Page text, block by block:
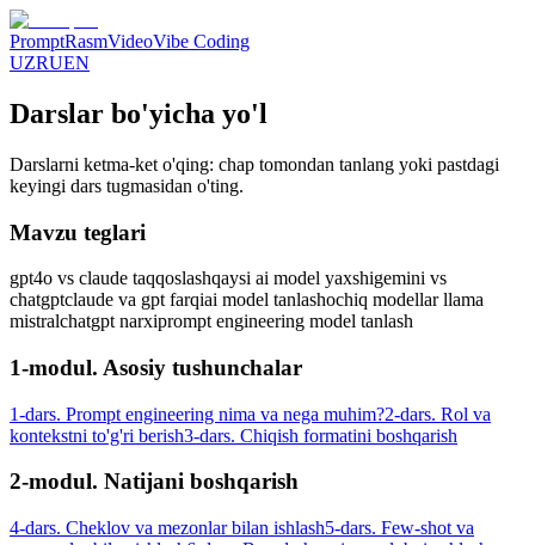
PromptRasmVideoVibe Coding
UZRUEN
Darslar bo'yicha yo'l
Darslarni ketma-ket o'qing: chap tomondan tanlang yoki pastdagi
keyingi dars tugmasidan o'ting.
Mavzu teglari
gpt4o vs claude taqqoslashqaysi ai model yaxshigemini vs
chatgptclaude va gpt farqiai model tanlashochiq modellar llama
mistralchatgpt narxiprompt engineering model tanlash
1-modul. Asosiy tushunchalar
1-dars. Prompt engineering nima va nega muhim?2-dars. Rol va
kontekstni to'g'ri berish3-dars. Chiqish formatini boshqarish
2-modul. Natijani boshqarish
4-dars. Cheklov va mezonlar bilan ishlash5-dars. Few-shot va